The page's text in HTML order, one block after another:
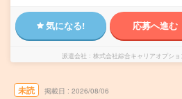
気になる! 応募へ進む
派遣会社 株式会社綜合キャリアオプシ
未読 掲載日 2026/08/06